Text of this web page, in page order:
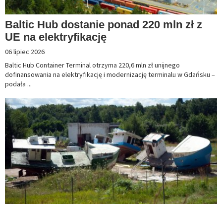
Baltic Hub dostanie ponad 220 mln zł z
UE na elektryfikację
06 lipiec 2026
Baltic Hub Container Terminal otrzyma 220,6 mln zł unijnego
dofinansowania na elektryfikację i modernizację terminalu w Gdańsku –
podała ...